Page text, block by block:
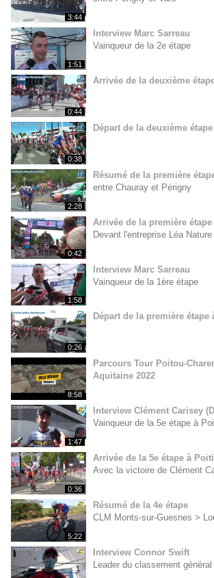
3:44
1:51
Interview Marc Sarreau
Vainqueur de la 2e étape
0:44
Arrivée de la deuxième
0:38
Départ de la deuxième
2:28
Résumé de la première
entre Chauray et Périgny
0:42
Arrivée de la première
Devant l'entreprise Léa Nature
1:58
Interview Marc Sarreau
Vainqueur de la 1ère étape
0:26
Départ de la première étape
8:58
Parcours Tour Poitou-
Aquitaine 2022
1:47
Interview Clément Carisey
Vainqueur de la 5e étape à
0:36
Arrivée de la 5e étape à
Avec la victoire de Clément
5:22
Résumé de la 4e étape
CLM Monts-sur-Guesnes >
Interview Connor Swift
Leader du classement général